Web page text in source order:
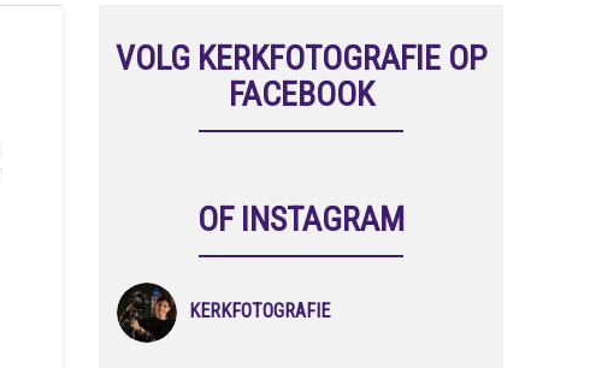
VOLG KERKFOTOGRAFIE OP
FACEBOOK
OF INSTAGRAM
KERKFOTOGRAFIE